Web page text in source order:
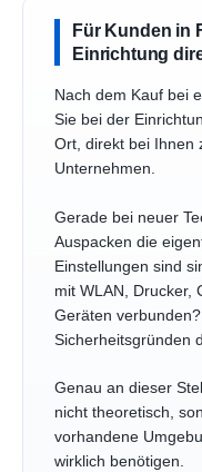
Für Kunden in
Einrichtung
Nach dem Kauf bei
Sie bei der
Ort, direkt bei Ihnen
Unternehmen.
Gerade bei neuer
Auspacken die
Einstellungen sind
mit WLAN, Drucker,
Geräten
Sicherheitsgründen
Genau an dieser
nicht theoretisch,
vorhandene
wirklich benötigen.